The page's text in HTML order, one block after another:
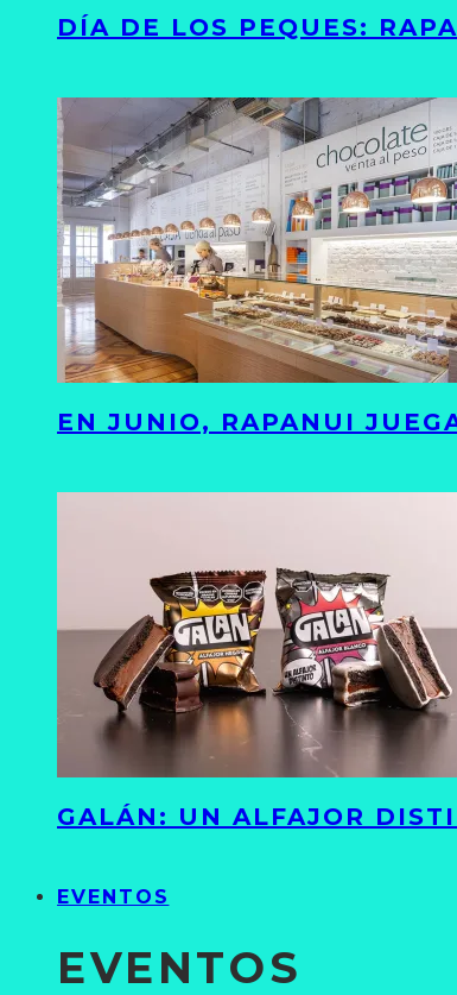
DÍA DE LOS PEQUES:
EN JUNIO, RAPANUI
GALÁN: UN ALFAJOR
EVENTOS
EVENTOS